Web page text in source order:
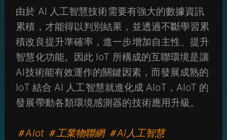
由於 AI 人工智慧技術需要有強大的數據資訊
累積，才能得以判別結果，並透過不斷學習累
積改良提升準確率，進一步增加自主性、提升
智慧化功能。因此 IoT 所構成的互聯環境是讓
AI技術能有效運作的關鍵因素，而發展成熟的
IoT 結合 AI 人工智慧就進化成 AIoT，AIoT 的
發展帶動各類環境感測器的技術應用升級。
＃AIot ＃工業物聯網 ＃AI人工智慧